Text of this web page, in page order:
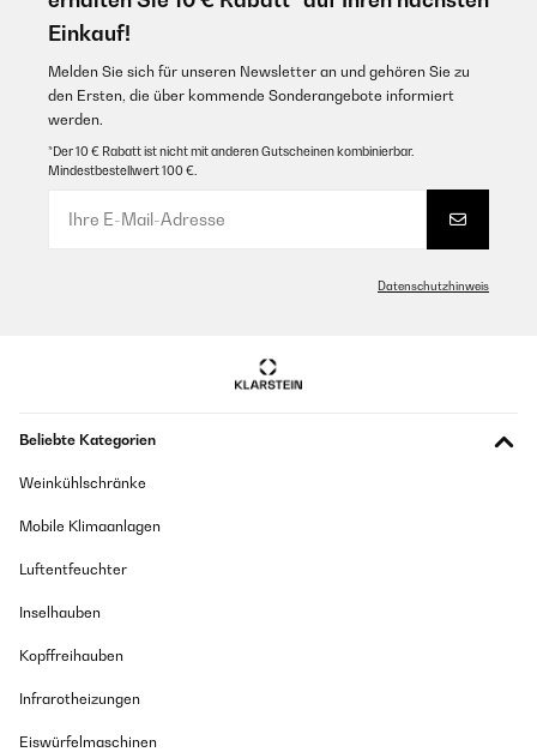
26/02/2024
Estic molt contenta. Faig conserves i sucs i es conserven molt bé. La
recomano.
Amazon-Benutzer
Einkauf!
Melden Sie sich für unseren Newsletter an und gehören Sie zu
den Ersten, die über kommende Sonderangebote informiert
werden.
*Der 10 € Rabatt ist nicht mit anderen Gutscheinen kombinierbar.
Mindestbestellwert 100 €.
Datenschutzhinweis
Beliebte Kategorien
Weinkühlschränke
Mobile Klimaanlagen
Luftentfeuchter
Inselhauben
Kopffreihauben
Infrarotheizungen
Eiswürfelmaschinen